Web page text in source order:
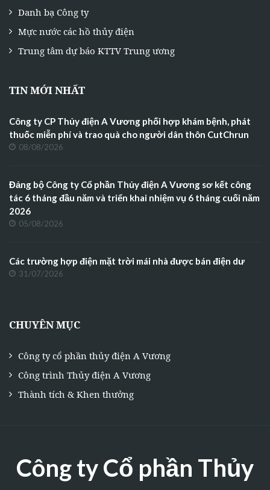
Danh bạ Công ty
Mực nước các hồ thủy điện
Trung tâm dự báo KTTV Trung ương
TIN MỚI NHẤT
Công ty CP Thủy điện A Vương phối hợp khám bệnh, phát
thuốc miễn phí và trao quà cho người dân thôn CutChrun
08/08/2026
Đảng bộ Công ty Cổ phần Thủy điện A Vương sơ kết công
tác 6 tháng đầu năm và triển khai nhiệm vụ 6 tháng cuối năm
2026
05/08/2026
Các trường hợp điện mặt trời mái nhà được bán điện dư
31/07/2026
CHUYÊN MỤC
Công ty cổ phần thủy điện A Vương
Công trình Thủy điện A Vương
Thành tích & Khen thưởng
Công ty Cổ phần Thủy